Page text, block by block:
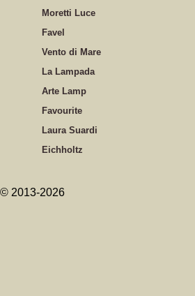
Moretti Luce
Favel
Vento di Mare
La Lampada
Arte Lamp
Favourite
Laura Suardi
Eichholtz
© 2013-2026